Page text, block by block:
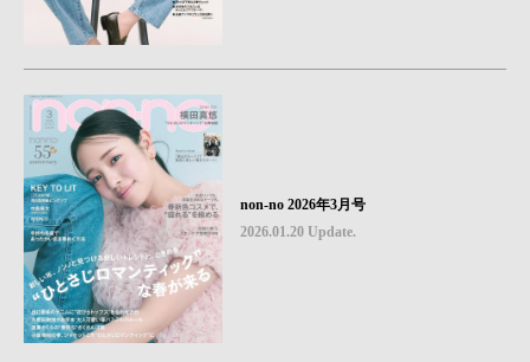
non-no 2026年3月号
2026.01.20 Update.